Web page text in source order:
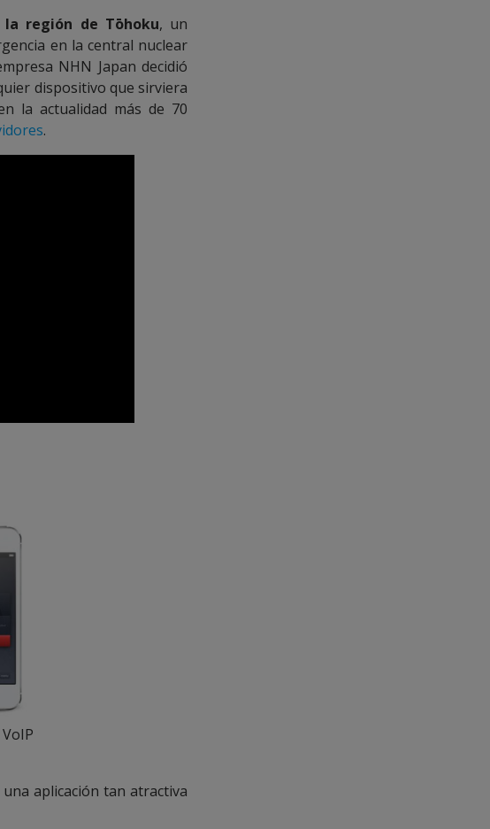
región de Tōhoku, un
en la central nuclear
NHN Japan decidió
dispositivo que sirviera
la actualidad más de 70
.
aplicación tan atractiva